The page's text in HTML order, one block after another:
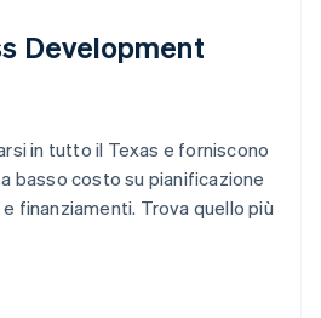
Development
in tutto il Texas e forniscono
basso costo su pianificazione
e finanziamenti. Trova quello più